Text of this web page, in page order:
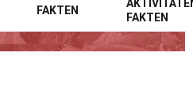
FAKTEN
FAKTEN